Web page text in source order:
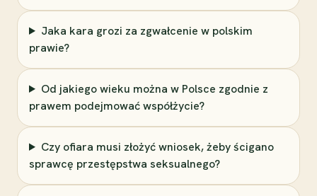
Jaka kara grozi za zgwałcenie w polskim
prawie?
Od jakiego wieku można w Polsce zgodnie z
prawem podejmować współżycie?
Czy ofiara musi złożyć wniosek, żeby ścigano
sprawcę przestępstwa seksualnego?